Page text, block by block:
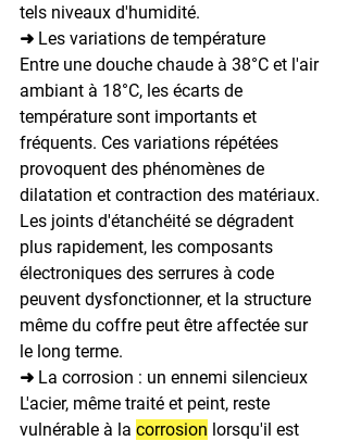
tels niveaux d'humidité.
➜ Les variations de température
Entre une douche chaude à 38°C et l'air
ambiant à 18°C, les écarts de
température sont importants et
fréquents. Ces variations répétées
provoquent des phénomènes de
dilatation et contraction des matériaux.
Les joints d'étanchéité se dégradent
plus rapidement, les composants
électroniques des serrures à code
peuvent dysfonctionner, et la structure
même du coffre peut être affectée sur
le long terme.
➜ La corrosion : un ennemi silencieux
L'acier, même traité et peint, reste
vulnérable à la corrosion lorsqu'il est